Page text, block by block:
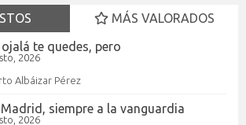
MÁS VALORADOS
te quedes, pero
2026
Albáizar Pérez
Madrid, siempre a la vanguardia
2026